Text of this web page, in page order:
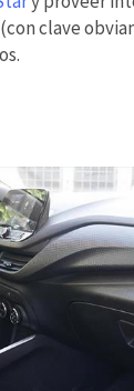
(con clave